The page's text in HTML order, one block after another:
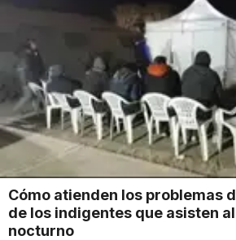
Cómo atienden los problemas
de los indigentes que asisten
nocturno